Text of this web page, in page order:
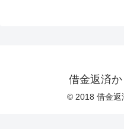
借金返済
© 2018 借金返